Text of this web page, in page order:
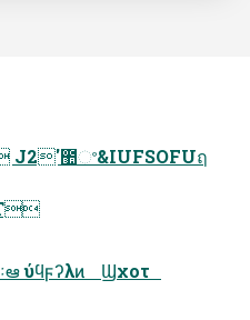
J2'಺ଂ&IUFSOFUฤ
ύϥϝʔλͷ Ϣχοτ